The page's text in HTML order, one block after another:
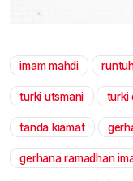
imam mahdi
turki utsmani turki
tanda kiamat
gerhana ramadhan